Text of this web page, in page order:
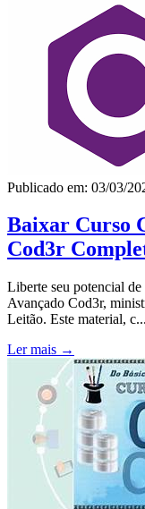
Publicado em: 03/03/
Baixar Curso
Cod3r
Liberte seu potencial
Avançado Cod3r,
Leitão. Este material, c...
Ler mais →